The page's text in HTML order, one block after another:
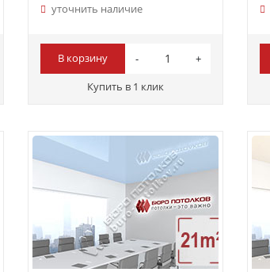
уточнить наличие
В корзину
Купить в 1 клик